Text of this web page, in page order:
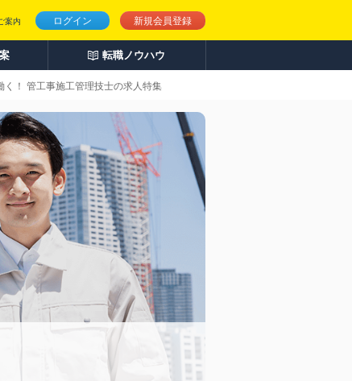
ログイン 新規会員登録
案内
転職ノウハウ
く！ 管工事施工管理技士の求人特集